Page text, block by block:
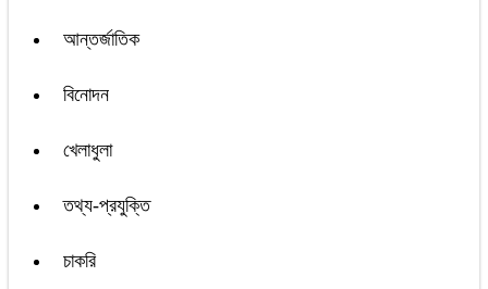
আন্তর্জাতিক
বিনোদন
খেলাধুলা
তথ্য-প্রযুক্তি
চাকরি